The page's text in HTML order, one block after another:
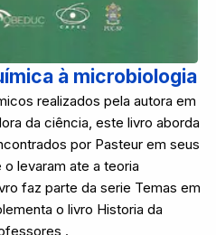
à microbiologia
realizados pela autora em
da ciência, este livro aborda
por Pasteur em seus
levaram ate a teoria
faz parte da serie Temas em
o livro Historia da
.